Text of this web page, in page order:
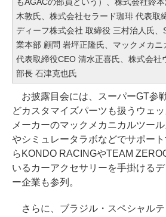
木敦氏、株式会社セラード珈琲 代表取
ディーフ株式会社 取締役 三村治人氏、
業本部 顧問 岩坪正隆氏、マックメカニ
代表取締役CEO 清水正喜氏、株式会社
部長 石津克也氏
お披露目会には、スーパーGT参
どカスタマイズパーツも扱うウェ
メーカーのマックメカニカルツー
やシミュレータラボなどでサポー
らKONDO RACINGやTEAM
いるカーアクセサリーを手掛ける
ー企業も参列。
さらに、ブラジル・スペシャル